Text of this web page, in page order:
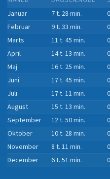
Januar
7 t. 28 min.
Februar
9 t. 33 min.
Marts
11 t. 45 min.
April
14 t. 13 min.
Maj
16 t. 25 min.
Juni
17 t. 45 min.
Juli
17 t. 11 min.
August
15 t. 13 min.
September
12 t. 50 min.
Oktober
10 t. 28 min.
November
8 t. 11 min.
December
6 t. 51 min.